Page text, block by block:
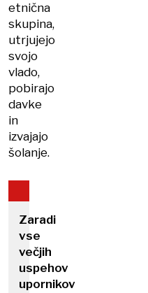
etnična
skupina,
utrjujejo
svojo
vlado,
pobirajo
davke
in
izvajajo
šolanje.
Zaradi
vse
večjih
uspehov
upornikov